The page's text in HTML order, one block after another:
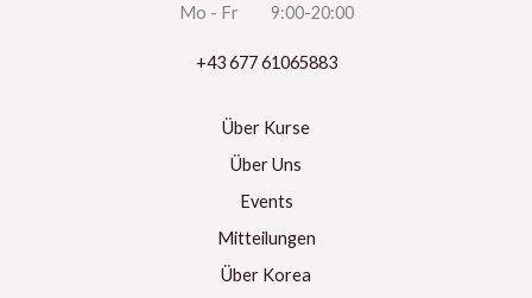
Mo - Fr 9:00-20:00
+43 677 61065883
Über Kurse
Über Uns
Events
Mitteilungen
Über Korea